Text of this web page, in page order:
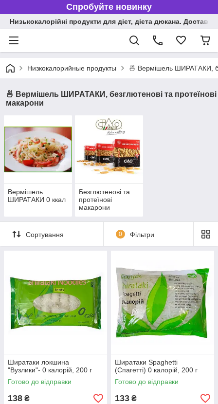
Спробуйте новинку
Низькокалорійні продукти для дієт, дієта дюкана. Доставка
Низкокалорийные продукты 🍜 Вермішель ШИРАТАКИ,
🍜 Вермішель ШИРАТАКИ, безглютенові та протеїнові
макарони
Вермішель
ШИРАТАКИ 0 ккал
Безглютенові та
протеїнові
макарони
Сортування 0 Фільтри
Ширатаки локшина
"Вузлики"- 0 калорій, 200 г
Готово до відправки
138 ₴
Ширатаки Spaghetti
(Спагетті) 0 калорій, 200 г
Готово до відправки
133 ₴